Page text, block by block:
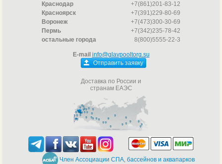
Краснодар
+7(861)201-83-12
Красноярск
+7(391)229-80-69
Воронеж
+7(473)300-30-69
Пермь
+7(342)235-78-42
остальные города
8(800)5555-22-3
E-mail info@glavpooltorg.su
Отправить заявку
Доставка по России и
странам ЕАЭС
Член Ассоциации СПА, бассейнов и аквапарков